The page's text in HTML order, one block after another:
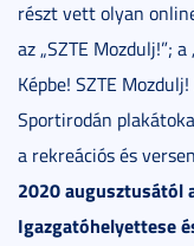
részt vett olyan
az „SZTE Mozdulj!”;
Képbe! SZTE
Sportirodán
a rekreációs és
2020 augusztusától
Igazgatóhelyettese